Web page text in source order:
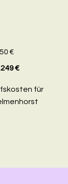
€
€
für